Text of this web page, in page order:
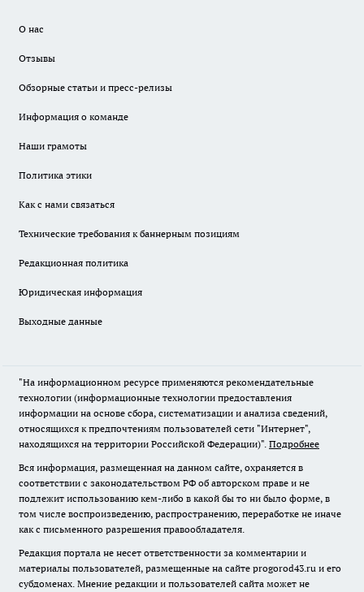
О нас
Отзывы
Обзорные статьи и пресс-релизы
Информация о команде
Наши грамоты
Политика этики
Как с нами связаться
Технические требования к баннерным позициям
Редакционная политика
Юридическая информация
Выходные данные
"На информационном ресурсе применяются рекомендательные
технологии (информационные технологии предоставления
информации на основе сбора, систематизации и анализа сведений,
относящихся к предпочтениям пользователей сети "Интернет",
находящихся на территории Российской Федерации)". Подробнее
Вся информация, размещенная на данном сайте, охраняется в
соответствии с законодательством РФ об авторском праве и не
подлежит использованию кем-либо в какой бы то ни было форме, в
том числе воспроизведению, распространению, переработке не иначе
как с письменного разрешения правообладателя.
Редакция портала не несет ответственности за комментарии и
материалы пользователей, размещенные на сайте progorod43.ru и его
субдоменах. Мнение редакции и пользователей сайта может не